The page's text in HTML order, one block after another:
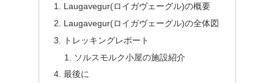
Laugavegur(ロイガヴェーグル)の概要
Laugavegur(ロイガヴェーグル)の全体図
トレッキングレポート
ソルスモルク小屋の施設紹介
最後に